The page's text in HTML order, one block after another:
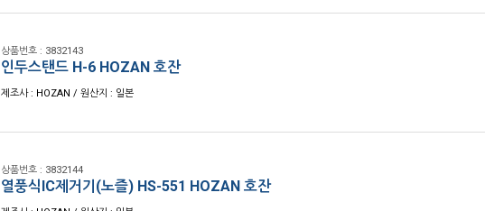
상품번호 : 3832143
인두스탠드 H-6 HOZAN 호잔
제조사 : HOZAN / 원산지 : 일본
상품번호 : 3832144
열풍식IC제거기(노즐) HS-551 HOZAN 호잔